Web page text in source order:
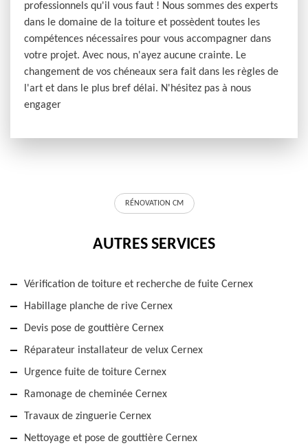
professionnels qu'il vous faut ! Nous sommes des experts
dans le domaine de la toiture et possèdent toutes les
compétences nécessaires pour vous accompagner dans
votre projet. Avec nous, n'ayez aucune crainte. Le
changement de vos chéneaux sera fait dans les règles de
l'art et dans le plus bref délai. N'hésitez pas à nous
engager
RÉNOVATION CM
AUTRES SERVICES
Vérification de toiture et recherche de fuite Cernex
Habillage planche de rive Cernex
Devis pose de gouttière Cernex
Réparateur installateur de velux Cernex
Urgence fuite de toiture Cernex
Ramonage de cheminée Cernex
Travaux de zinguerie Cernex
Nettoyage et pose de gouttière Cernex